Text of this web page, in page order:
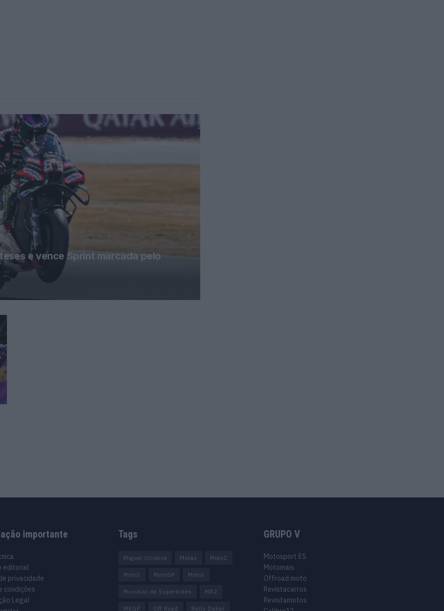
e vence Sprint marcada pelo
importante
editorial
privacidade
condições
Legal
Tags
Miguel Oliveira Motas Moto2
Moto3 MotoGP Motos
Mundial de Superbikes MX2
MXGP Off Road Rally Dakar
GRUPO V
Motosport ES
Motomais
Offroad moto
Revistacarros
Revistamotos